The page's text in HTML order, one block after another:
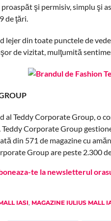
şi permisiv, simplu şi
de ţări.
lejer din toate punctele de
de vizitat, mulţumită
al Teddy Corporate Group, o
Corporate Group
din 571 de magazine cu
Group are peste 2.300
te la newsletterul
IASI, MAGAZINE IULIUS MALL